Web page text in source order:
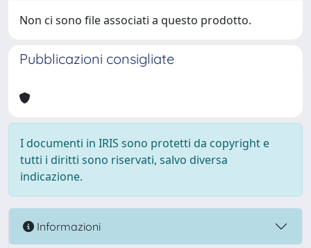
Non ci sono file associati a questo prodotto.
Pubblicazioni consigliate
I documenti in IRIS sono protetti da copyright e
tutti i diritti sono riservati, salvo diversa
indicazione.
Informazioni